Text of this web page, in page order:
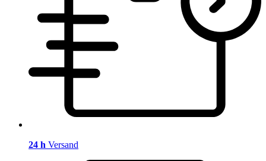
24 h Versand